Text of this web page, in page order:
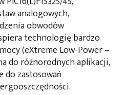
analogowych,
obwodów
technologię bardzo
(eXtreme Low-Power –
do różnorodnych aplikacji,
do zastosowań